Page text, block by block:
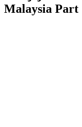
Malaysia Part